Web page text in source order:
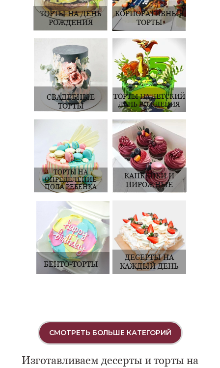
СВАДЕБНЫЕ
ТОРТЫ
ТОРТЫ НА
ОПРЕДЕЛЕНИЕ
ПОЛА РЕБЕНКА
КАПКЕЙКИ И
ПИРОЖНЫЕ
ДЕСЕРТЫ НА
КАЖДЫЙ ДЕНЬ
ТОРТЫ НА ДЕТСКИЙ
ДЕНЬ РОЖДЕНИЯ
КОРПОРАТИВНЫЕ
ТОРТЫ
ТОРТЫ НА ДЕНЬ
РОЖДЕНИЯ
БЕНТО-ТОРТЫ
СМОТРЕТЬ БОЛЬШЕ КАТЕГОРИЙ
Изготавливаем десерты и торты на